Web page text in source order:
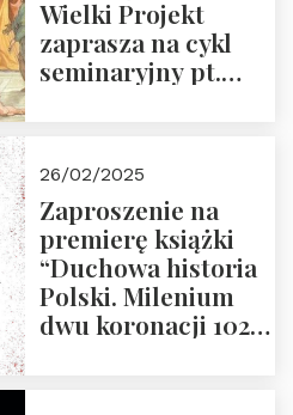
Wielki Projekt
zaprasza na cykl
seminaryjny pt.
26/02/2025
Zaproszenie na
premierę książki
“Duchowa historia
Polski. Milenium
dwu koronacji 1025-